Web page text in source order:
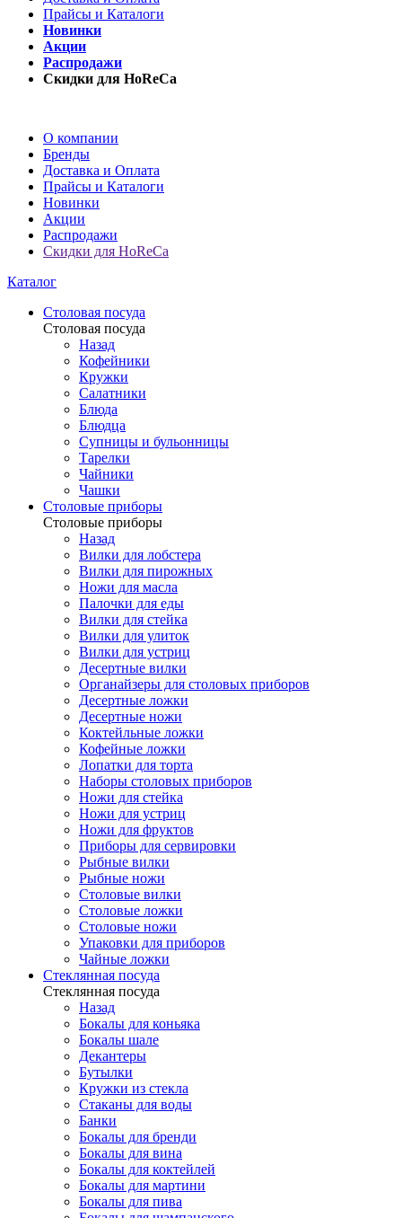
Прайсы и Каталоги
Новинки
Акции
Распродажи
Скидки для HoReCa
О компании
Бренды
Доставка и Оплата
Прайсы и Каталоги
Новинки
Акции
Распродажи
Скидки для HoReCa
Каталог
Столовая посуда
Столовая посуда
Назад
Кофейники
Кружки
Салатники
Блюда
Блюдца
Супницы и бульонницы
Тарелки
Чайники
Чашки
Cтоловые приборы
Cтоловые приборы
Назад
Вилки для лобстера
Вилки для пирожных
Ножи для масла
Палочки для еды
Вилки для стейка
Вилки для улиток
Вилки для устриц
Десертные вилки
Органайзеры для столовых приборов
Десертные ложки
Десертные ножи
Коктейльные ложки
Кофейные ложки
Лопатки для торта
Наборы столовых приборов
Ножи для стейка
Ножи для устриц
Ножи для фруктов
Приборы для сервировки
Рыбные вилки
Рыбные ножи
Столовые вилки
Столовые ложки
Столовые ножи
Упаковки для приборов
Чайные ложки
Стеклянная посуда
Стеклянная посуда
Назад
Бокалы для коньяка
Бокалы шале
Декантеры
Бутылки
Кружки из стекла
Стаканы для воды
Банки
Бокалы для бренди
Бокалы для вина
Бокалы для коктейлей
Бокалы для мартини
Бокалы для пива